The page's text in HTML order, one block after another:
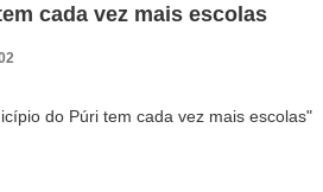
cada vez mais escolas